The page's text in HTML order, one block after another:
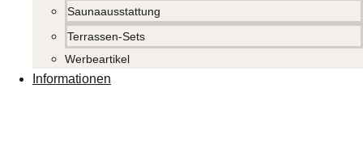
Saunaausstattung
Terrassen-Sets
Werbeartikel
Informationen